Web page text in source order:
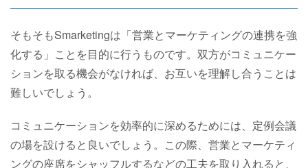
そもそもSmarketingは「営業とマーケティングの連携を強
化する」ことを目的に行うものです。双方がコミュニケー
ションを取る機会がなければ、お互いを理解し合うことは
難しいでしょう。
コミュニケーションを効率的に深めるためには、定例会議
の場を設けると良いでしょう。この際、営業とマーケティ
ングの座席をシャッフルするなどの工夫を取り入れると、